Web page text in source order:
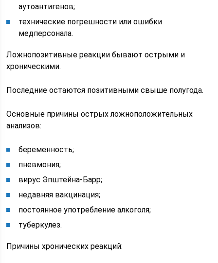
аутоантигенов;
технические погрешности или ошибки
медперсонала.
Ложнопозитивные реакции бывают острыми и
хроническими.
Последние остаются позитивными свыше полугода.
Основные причины острых ложноположительных
анализов:
беременность;
пневмония;
вирус Эпштейна-Барр;
недавняя вакцинация;
постоянное употребление алкоголя;
туберкулез.
Причины хронических реакций: